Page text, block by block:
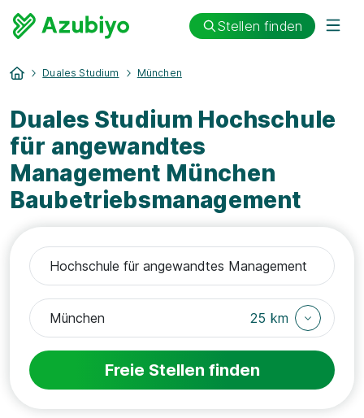
Stellen finden
Duales Studium München
Duales Studium Hochschule
für angewandtes
Management München
Baubetriebsmanagement
25 km
Freie Stellen finden